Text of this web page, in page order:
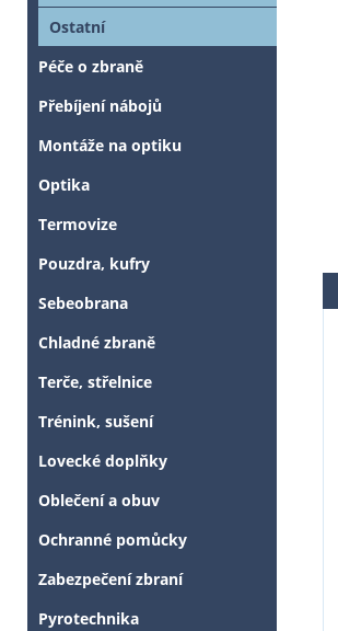
Ostatní
Péče o zbraně
Přebíjení nábojů
Montáže na optiku
Optika
Termovize
Pouzdra, kufry
Sebeobrana
Chladné zbraně
Terče, střelnice
Trénink, sušení
Lovecké doplňky
Oblečení a obuv
Ochranné pomůcky
Zabezpečení zbraní
Pyrotechnika